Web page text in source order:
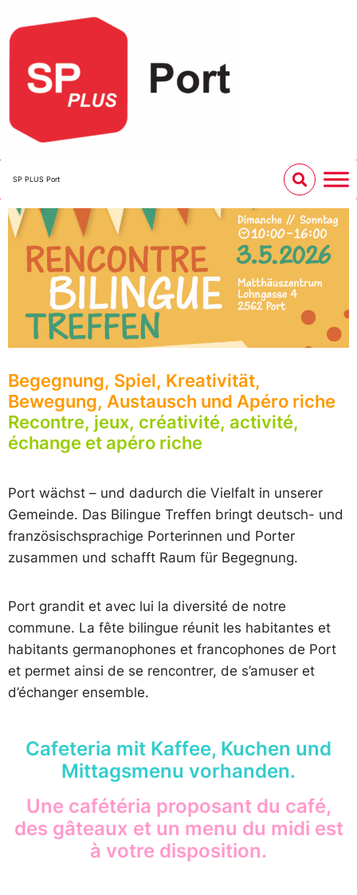
SP PLUS Port
Begegnung, Spiel, Kreativität,
Bewegung, Austausch und Apéro riche
Recontre, jeux, créativité, activité,
échange et apéro riche
Port wächst – und dadurch die Vielfalt in unserer
Gemeinde. Das Bilingue Treffen bringt deutsch- und
französischsprachige Porterinnen und Porter
zusammen und schafft Raum für Begegnung.
Port grandit et avec lui la diversité de notre
commune. La fête bilingue réunit les habitantes et
habitants germanophones et francophones de Port
et permet ainsi de se rencontrer, de s’amuser et
d’échanger ensemble.
Cafeteria mit Kaffee, Kuchen und
Mittagsmenu vorhanden.
Une cafétéria proposant du café,
des gâteaux et un menu du midi est
à votre disposition.